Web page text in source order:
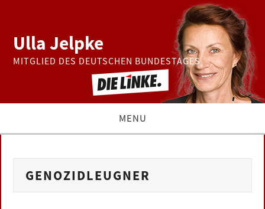
Ulla Jelpke
MITGLIED DES DEUTSCHEN BUNDESTAGES
MENU
BUNDESTAG
GENOZIDLEUGNER